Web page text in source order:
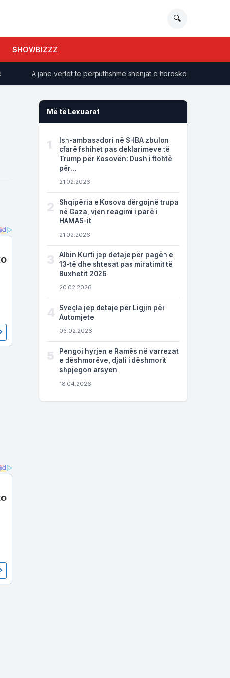
🔍
SHOWBIZZZ
A janë vërtet të përputhshme shenjat e horoskopit? Studimet
Më të Lexuarat
1
Ish-ambasadori në SHBA zbulon
çfarë fshihet pas deklarimeve të
Trump për Kosovën: Dush i ftohtë
për…
21.02.2026
2
Shqipëria e Kosova dërgojnë trupa
në Gaza, vjen reagimi i parë i
HAMAS-it
21.02.2026
3
Albin Kurti jep detaje për pagën e
13-të dhe shtesat pas miratimit të
Buxhetit 2026
20.02.2026
4
Sveçla jep detaje për Ligjin për
Automjete
06.02.2026
5
Pengoi hyrjen e Ramës në varrezat
e dëshmorëve, djali i dëshmorit
shpjegon arsyen
18.04.2026